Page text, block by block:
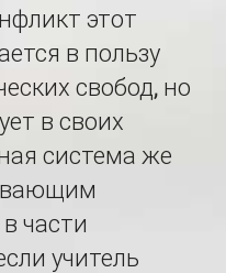
этот
в пользу
свобод, но
в своих
система же
части
учитель